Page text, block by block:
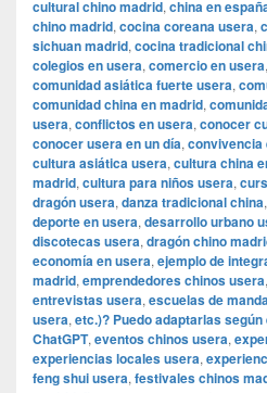
cultural chino madrid, china en
chino madrid, cocina coreana usera,
sichuan madrid, cocina tradicional
colegios en usera, comercio en usera,
comunidad asiática fuerte usera,
comunidad china en madrid,
usera, conflictos en usera, conocer
conocer usera en un día, convivencia
cultura asiática usera, cultura china
madrid, cultura para niños usera,
dragón usera, danza tradicional china,
deporte en usera, desarrollo urbano
discotecas usera, dragón chino
economía en usera, ejemplo de
madrid, emprendedores chinos usera,
entrevistas usera, escuelas de
usera, etc.)? Puedo adaptarlas
ChatGPT, eventos chinos usera,
experiencias locales usera,
feng shui usera, festivales chinos